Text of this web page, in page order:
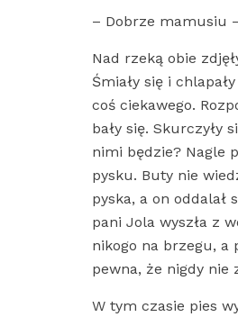
– Dobrze mamusiu
Nad rzeką obie
Śmiały się i
coś ciekawego.
bały się. Skurczyły
nimi będzie? Nagle
pysku. Buty nie
pyska, a on oddalał
pani Jola wyszła z
nikogo na brzegu, a
pewna, że nigdy nie
W tym czasie pies